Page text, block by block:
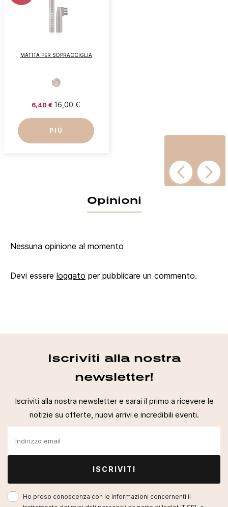
MATITA PER SOPRACCIGLIA
6,40 € 16,00 €
PIÙ
Opinioni
Nessuna opinione al momento
Devi essere loggato per pubblicare un commento.
Iscriviti alla nostra
newsletter!
Iscriviti alla nostra newsletter e sarai il primo a ricevere le
notizie su offerte, nuovi arrivi e incredibili eventi.
ISCRIVITI
Ho preso conoscenza con le informazioni concernenti il